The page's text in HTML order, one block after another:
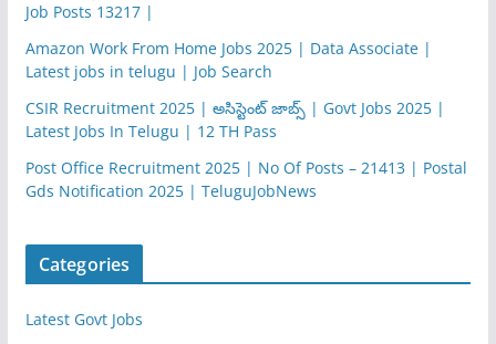
Job Posts 13217 |
Amazon Work From Home Jobs 2025 | Data Associate |
Latest jobs in telugu | Job Search
CSIR Recruitment 2025 | అసిస్టెంట్ జాబ్స్ | Govt Jobs 2025 |
Latest Jobs In Telugu | 12 TH Pass
Post Office Recruitment 2025 | No Of Posts – 21413 | Postal
Gds Notification 2025 | TeluguJobNews
Categories
Latest Govt Jobs